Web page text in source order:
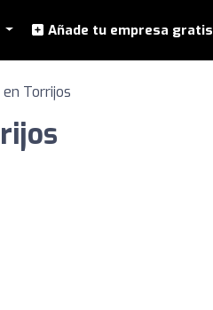
Añade tu empresa gratis
Torrijos